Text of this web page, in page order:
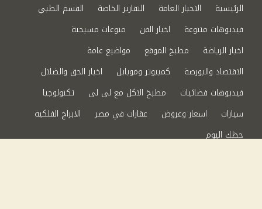
الرئيسية الاخبار العامة التقارير الخاصة
القسم الطبي
فيديوهات متنوعة
اخبار الفن
منوعات مسيحية
اخبار الرياضة
مطبخ الموقع
مواضيع عامة
الاقتصاد والبورصة
كمبيوتر وموبايل
اخبار الحق والضلال
فيديوهات فضائيات
مطبخ الاكل مع لى لى
تكنولوجيا
سيارات
اسعار وعروض عقارات في مصر
الابراج الفلكية
حظك اليوم